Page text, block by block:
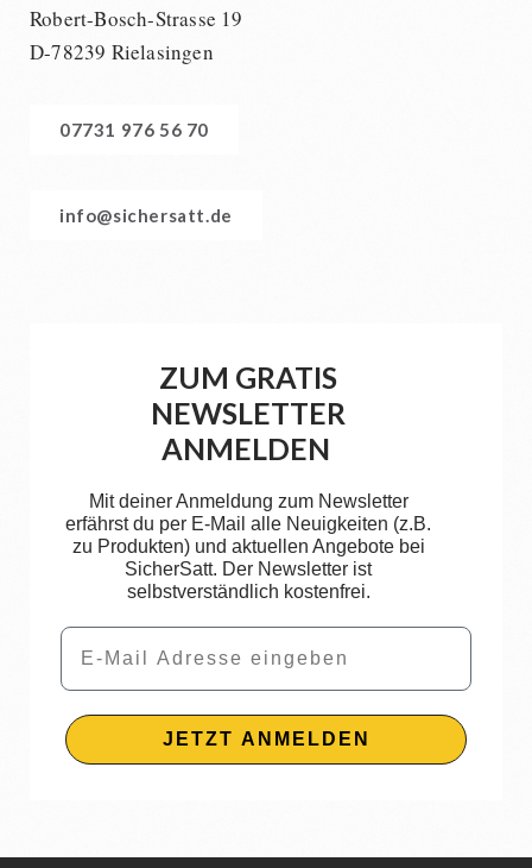
Robert-Bosch-Strasse 19
D-78239 Rielasingen
07731 976 56 70
info@sichersatt.de
ZUM GRATIS
NEWSLETTER
ANMELDEN
Mit deiner Anmeldung zum Newsletter
erfährst du per E-Mail alle Neuigkeiten (z.B.
zu Produkten) und aktuellen Angebote bei
SicherSatt. Der Newsletter ist
selbstverständlich kostenfrei.
Email
JETZT ANMELDEN